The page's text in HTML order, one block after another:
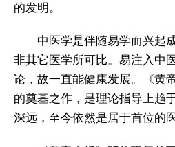
的发明。
中医学是伴随易学而兴起
非其它医学所可比。易注入中
论，故一直能健康发展。《黄
的奠基之作，是理论指导上趋
深远，至今依然是居于首位的